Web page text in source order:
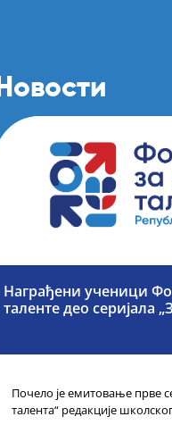
Новости
Награђени ученици
таленте део серијала
Почело је емитовање прве
талента“ редакције